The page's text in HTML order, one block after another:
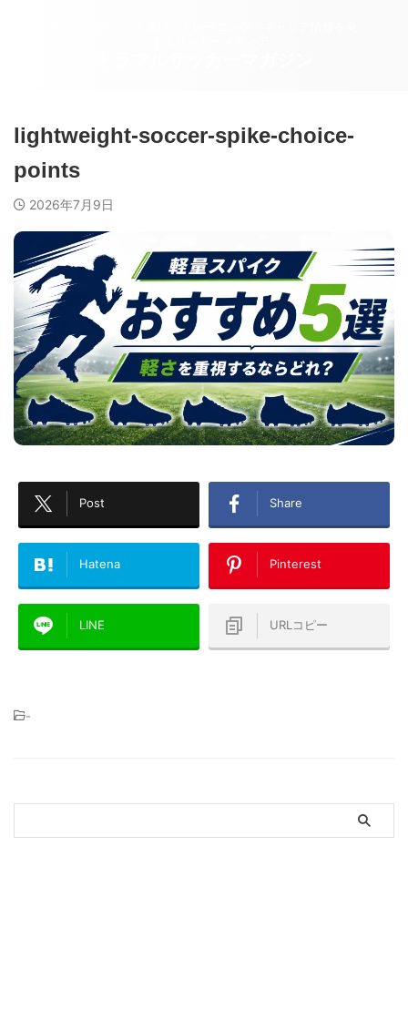
lightweight-soccer-spike-choice-
points
2026年7月9日
Post Share
Hatena Pinterest
LINE URLコピー
-